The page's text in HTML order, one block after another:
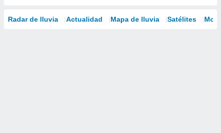
Radar de lluvia Actualidad Mapa de lluvia Satélites